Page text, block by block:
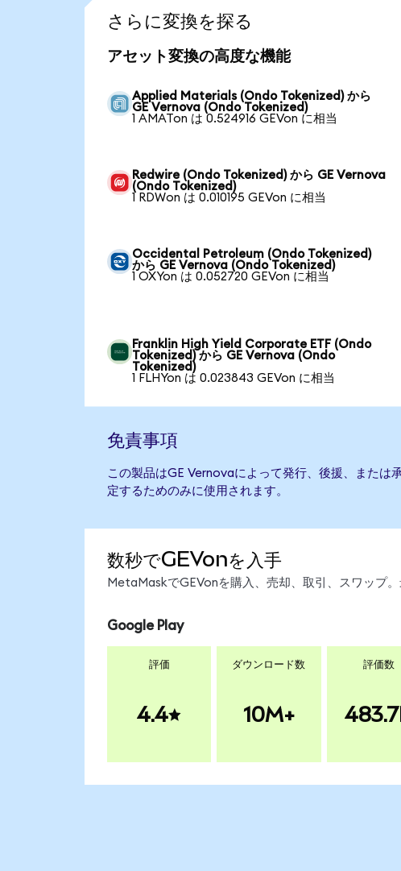
さらに変換を探る
アセット変換の高度な機能
Applied Materials (Ondo Tokenized) から
GE Vernova (Ondo Tokenized)
1 AMATon は 0.524916 GEVon に相当
Redwire (Ondo Tokenized) から GE Vernova
(Ondo Tokenized)
1 RDWon は 0.010195 GEVon に相当
Occidental Petroleum (Ondo Tokenized)
から GE Vernova (Ondo Tokenized)
1 OXYon は 0.052720 GEVon に相当
Franklin High Yield Corporate ETF (Ondo
Tokenized) から GE Vernova (Ondo
Tokenized)
1 FLHYon は 0.023843 GEVon に相当
免責事項
この製品はGE Vernovaによって発行、後援、または
定するためのみに使用されます。
数秒でGEVonを入手
MetaMaskでGEVonを購入、売却、取引、スワップ
Google Play
評価
4.4
ダウンロード数
10M+
評価数